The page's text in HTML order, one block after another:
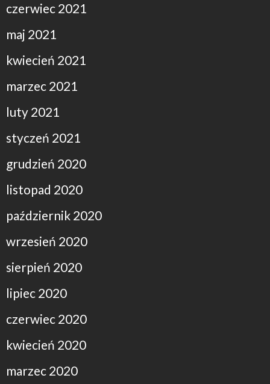
czerwiec 2021
maj 2021
kwiecień 2021
marzec 2021
luty 2021
styczeń 2021
grudzień 2020
listopad 2020
październik 2020
wrzesień 2020
sierpień 2020
lipiec 2020
czerwiec 2020
kwiecień 2020
marzec 2020